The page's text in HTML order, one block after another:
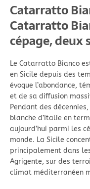
Catarratto
Catarratto
cépage, deux
Le Catarratto Bianco
en Sicile depuis des
évoque l’abondance,
et de sa diffusion
Pendant des
blanche d’Italie en
aujourd’hui parmi les
monde. La Sicile
principalement dans
Agrigente, sur des
climat méditerranéen